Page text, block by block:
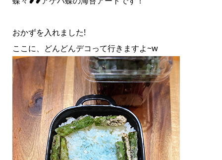
おかずを入れました!
ここに、どんどんデコって行きますよ~w